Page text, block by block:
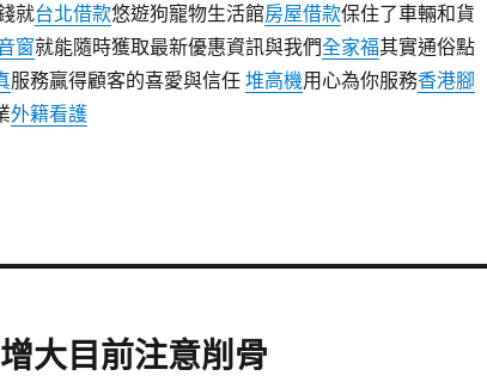
就台北借款悠遊狗寵物生活館房屋借款保住了車輛和貨
窗就能隨時獲取最新優惠資訊與我們全家福其實通俗點
服務贏得顧客的喜愛與信任 堆高機用心為你服務香港腳
外籍看護
大目前注意削骨